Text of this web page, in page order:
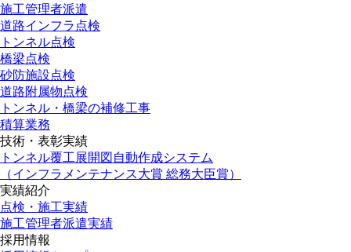
施工管理者派遣
道路インフラ点検
トンネル点検
橋梁点検
砂防施設点検
道路附属物点検
トンネル・橋梁の補修工事
積算業務
技術・表彰実績
トンネル覆工展開図自動作成システム
（インフラメンテナンス大賞 総務大臣賞）
実績紹介
点検・施工実績
施工管理者派遣実績
採用情報